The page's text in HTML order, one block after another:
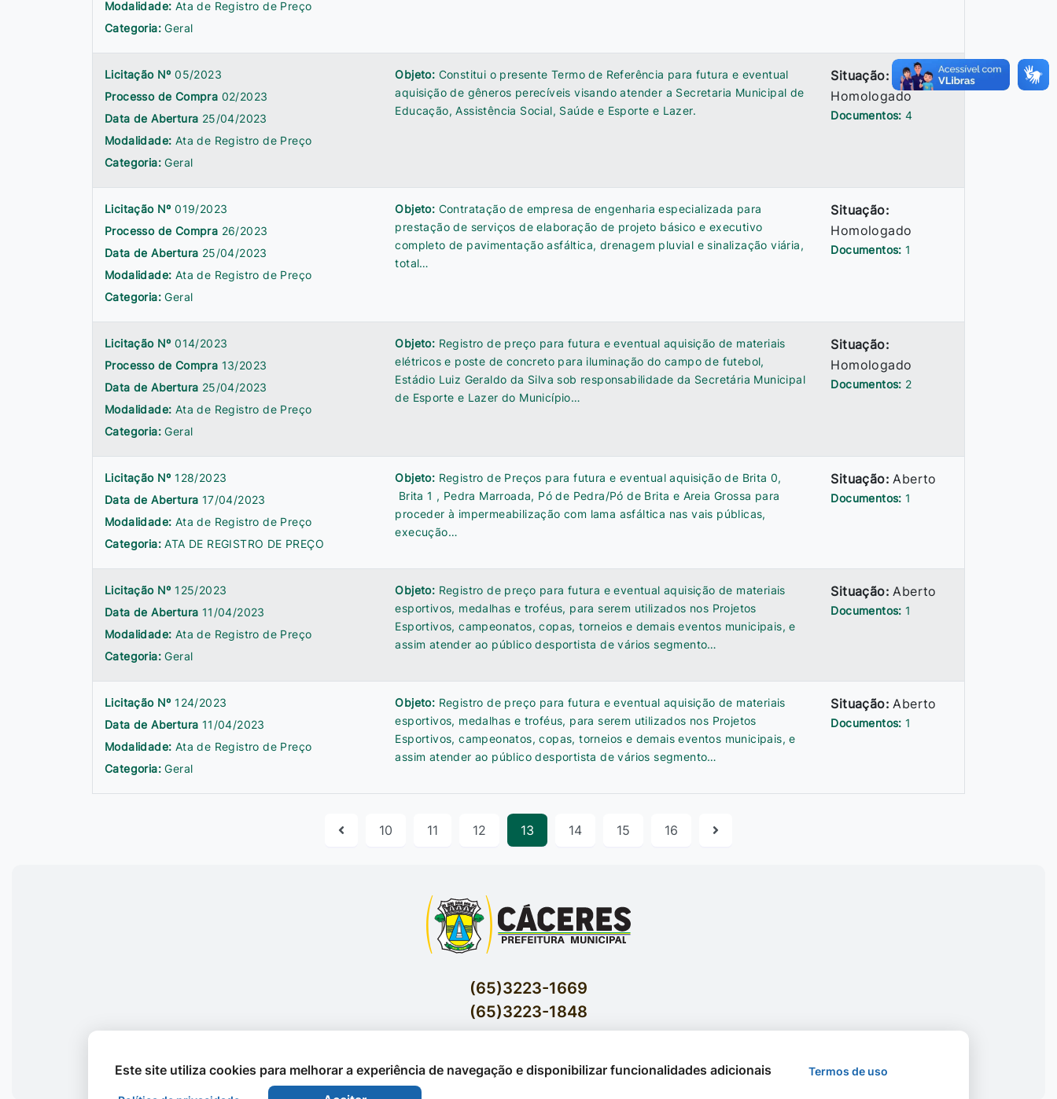
Modalidade: Ata de Registro de Preço
Categoria:Geral
Licitação Nº05/2023
Processo de Compra 02/2023
Data de Abertura 25/04/2023
Modalidade: Ata de Registro de Preço
Categoria:Geral
Objeto: Constitui o presente Termo de Referência para futura e eventual
aquisição de gêneros perecíveis visando atender a Secretaria Municipal de
Educação, Assistência Social, Saúde e Esporte e Lazer.
Situação:
Homologado
Documentos:4
Licitação Nº019/2023
Processo de Compra 26/2023
Data de Abertura 25/04/2023
Modalidade: Ata de Registro de Preço
Categoria:Geral
Objeto: Contratação de empresa de engenharia especializada para
prestação de serviços de elaboração de projeto básico e executivo
completo de pavimentação asfáltica, drenagem pluvial e sinalização viária,
total…
Situação:
Homologado
Documentos:1
Licitação Nº014/2023
Processo de Compra 13/2023
Data de Abertura 25/04/2023
Modalidade: Ata de Registro de Preço
Categoria:Geral
Objeto: Registro de preço para futura e eventual aquisição de materiais
elétricos e poste de concreto para iluminação do campo de futebol,
Estádio Luiz Geraldo da Silva sob responsabilidade da Secretária Municipal
de Esporte e Lazer do Município…
Situação:
Homologado
Documentos: 2
Licitação Nº128/2023
Data de Abertura 17/04/2023
Modalidade: Ata de Registro de Preço
Categoria:ATA DE REGISTRO DE PREÇO
Objeto: Registro de Preços para futura e eventual aquisição de Brita 0,
Brita 1 , Pedra Marroada, Pó de Pedra/Pó de Brita e Areia Grossa para
proceder à impermeabilização com lama asfáltica nas vais públicas,
execução…
Situação:Aberto
Documentos:1
Licitação Nº 125/2023
Data de Abertura 11/04/2023
Modalidade: Ata de Registro de Preço
Categoria:Geral
Objeto: Registro de preço para futura e eventual aquisição de materiais
esportivos, medalhas e troféus, para serem utilizados nos Projetos
Esportivos, campeonatos, copas, torneios e demais eventos municipais, e
assim atender ao público desportista de vários segmento…
Situação:Aberto
Documentos: 1
Licitação Nº124/2023
Data de Abertura 11/04/2023
Modalidade: Ata de Registro de Preço
Categoria:Geral
Objeto: Registro de preço para futura e eventual aquisição de materiais
esportivos, medalhas e troféus, para serem utilizados nos Projetos
Esportivos, campeonatos, copas, torneios e demais eventos municipais, e
assim atender ao público desportista de vários segmento…
Situação:Aberto
Documentos:1
10 11 12 13 14 15 16
(65)3223-1669
(65)3223-1848
Este site utiliza cookies para melhorar a experiência de navegação e disponibilizar funcionalidades adicionais Termos de uso